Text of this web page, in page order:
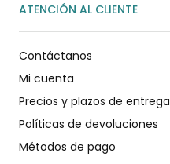
ATENCIÓN AL CLIENTE
Contáctanos
Mi cuenta
Precios y plazos de entrega
Políticas de devoluciones
Métodos de pago